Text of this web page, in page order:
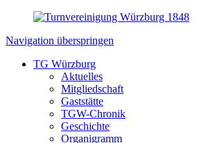
Navigation überspringen
TG Würzburg
Aktuelles
Mitgliedschaft
Gaststätte
TGW-Chronik
Geschichte
Organigramm